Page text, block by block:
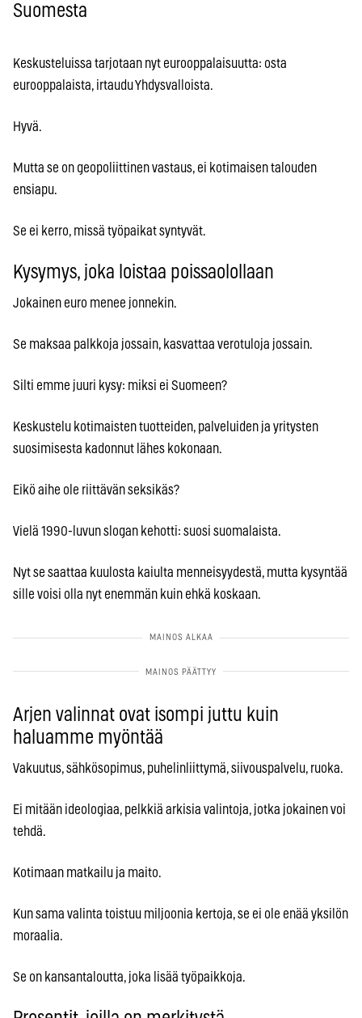
Suomesta
Keskusteluissa tarjotaan nyt eurooppalaisuutta: osta
eurooppalaista, irtaudu Yhdysvalloista.
Hyvä.
Mutta se on geopoliittinen vastaus, ei kotimaisen talouden
ensiapu.
Se ei kerro, missä työpaikat syntyvät.
Kysymys, joka loistaa poissaolollaan
Jokainen euro menee jonnekin.
Se maksaa palkkoja jossain, kasvattaa verotuloja jossain.
Silti emme juuri kysy: miksi ei Suomeen?
Keskustelu kotimaisten tuotteiden, palveluiden ja yritysten
suosimisesta kadonnut lähes kokonaan.
Eikö aihe ole riittävän seksikäs?
Vielä 1990-luvun slogan kehotti: suosi suomalaista.
Nyt se saattaa kuulosta kaiulta menneisyydestä, mutta kysyntää
sille voisi olla nyt enemmän kuin ehkä koskaan.
Arjen valinnat ovat isompi juttu kuin
haluamme myöntää
Vakuutus, sähkösopimus, puhelinliittymä, siivouspalvelu, ruoka.
Ei mitään ideologiaa, pelkkiä arkisia valintoja, jotka jokainen voi
tehdä.
Kotimaan matkailu ja maito.
Kun sama valinta toistuu miljoonia kertoja, se ei ole enää yksilön
moraalia.
Se on kansantaloutta, joka lisää työpaikkoja.